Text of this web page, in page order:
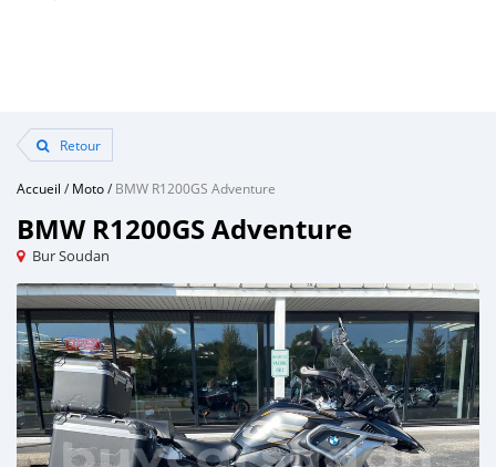
Retour
Accueil /Moto/BMW R1200GS Adventure
BMW R1200GS Adventure
Bur Soudan